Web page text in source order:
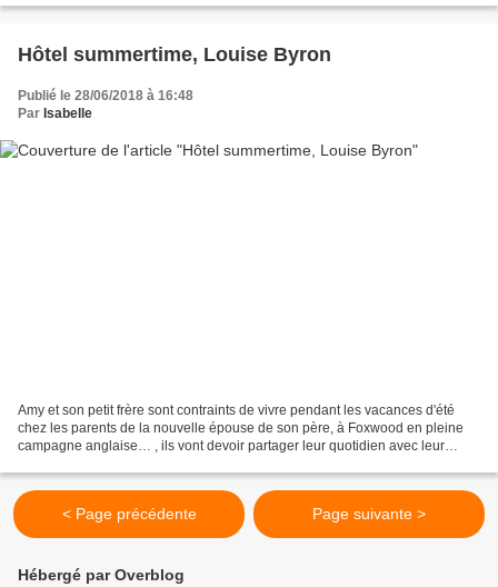
Hôtel summertime, Louise Byron
Publié le 28/06/2018 à 16:48
Par Isabelle
Amy et son petit frère sont contraints de vivre pendant les vacances d'été
chez les parents de la nouvelle épouse de son père, à Foxwood en pleine
campagne anglaise… , ils vont devoir partager leur quotidien avec leur
< Page précédente Page suivante >
Hébergé par Overblog